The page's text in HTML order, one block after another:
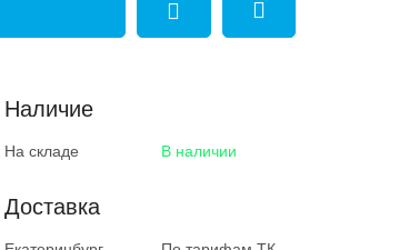
Наличие
На складе В наличии
Доставка